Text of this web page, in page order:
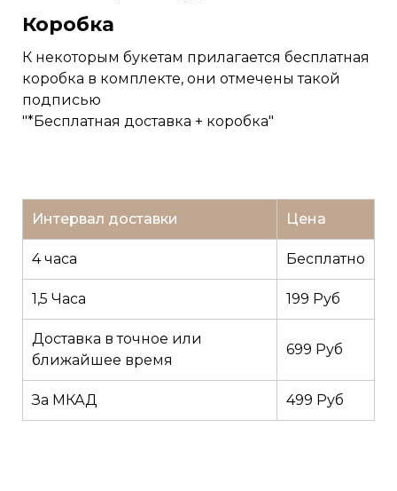
Коробка
К некоторым букетам прилагается бесплатная
коробка в комплекте, они отмечены такой
подписью
"*Бесплатная доставка + коробка"
Интервал доставки Цена
4 часа Бесплатно
1,5 Часа 199 Руб
Доставка в точное или
ближайшее время
699 Руб
За МКАД 499 Руб